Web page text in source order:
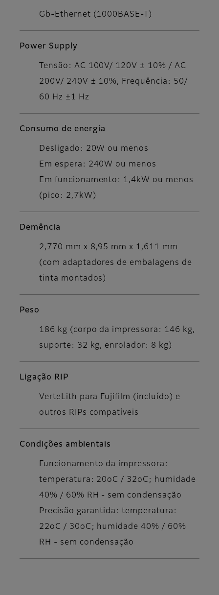
Gb-Ethernet (1000BASE-T)
Power Supply
Tensão: AC 100V/ 120V ± 10% / AC
200V/ 240V ± 10%, Frequência: 50/
60 Hz ±1 Hz
Consumo de energia
Desligado: 20W ou menos
Em espera: 240W ou menos
Em funcionamento: 1,4kW ou menos
(pico: 2,7kW)
Demência
2,770 mm x 8,95 mm x 1,611 mm
(com adaptadores de embalagens de
tinta montados)
Peso
186 kg (corpo da impressora: 146 kg,
suporte: 32 kg, enrolador: 8 kg)
Ligação RIP
VerteLith para Fujifilm (incluído) e
outros RIPs compatíveis
Condições ambientais
Funcionamento da impressora:
temperatura: 20oC / 32oC; humidade
40% / 60% RH - sem condensação
Precisão garantida: temperatura:
22oC / 30oC; humidade 40% / 60%
RH - sem condensação